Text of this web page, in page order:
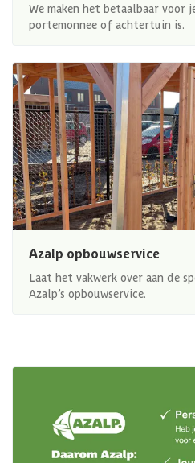
We maken het betaalbaar voor
portemonnee of achtertuin is.
Azalp opbouwservice
Laat het vakwerk over aan de
Azalp’s opbouwservice.